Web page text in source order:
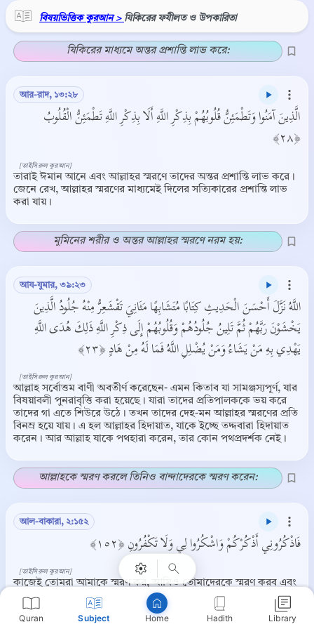
Quran Subject Home Hadith Library
বিষয়ভিত্তিক কুরআন > যিকিরের ফযীলত ও উপকারিতা
যিকিরের মাধ্যমে অন্তর প্রশান্তি লাভ করে:
আর-রাদ, ১৩:২৮
الَّذِينَ آمَنُوا وَتَطْمَئِنُّ قُلُوبُهُمْ بِذِكْرِ اللَّهِ أَلَا بِذِكْرِ اللَّهِ تَطْمَئِنُّ الْقُلُوبُ
﴿٢٨﴾
তারাই ঈমান আনে এবং আল্লাহর স্মরণে তাদের অন্তর প্রশান্তি লাভ করে।
জেনে রেখ, আল্লাহর স্মরণের মাধ্যমেই দিলের সত্যিকারের প্রশান্তি লাভ
করা যায়।
[তাইসিরুল কুরআন]
মুমিনের শরীর ও অন্তর আল্লাহর স্মরণে নরম হয়:
আয-যুমার, ৩৯:২৩
اللَّهُ نَزَّلَ أَحْسَنَ الْحَدِيثِ كِتَابًا مُتَشَابِهًا مَثَانِيَ تَقْشَعِرُّ مِنْهُ جُلُودُ الَّذِينَ
يَخْشَوْنَ رَبَّهُمْ ثُمَّ تَلِينُ جُلُودُهُمْ وَقُلُوبُهُمْ إِلَى ذِكْرِ اللَّهِ ذَلِكَ هُدَى اللَّهِ
يَهْدِي بِهِ مَنْ يَشَاءُ وَمَنْ يُضْلِلِ اللَّهُ فَمَا لَهُ مِنْ هَادٍ ﴿٢٣﴾
আল্লাহ সর্বোত্তম বাণী অবতীর্ণ করেছেন- এমন কিতাব যা সামঞ্জস্যপূর্ণ, যার
বিষয়াবলী পুনরাবৃত্তি করা হয়েছে। যারা তাদের প্রতিপালককে ভয় করে
তাদের গা এতে শিউরে উঠে। তখন তাদের দেহ-মন আল্লাহর স্মরণের প্রতি
বিনম্র হয়ে যায়। এ হল আল্লাহর হিদায়াত, যাকে ইচ্ছে তদ্দবারা হিদায়াত
করেন। আর আল্লাহ যাকে পথহারা করেন, তার কোন পথপ্রদর্শক নেই।
[তাইসিরুল কুরআন]
আল্লাহকে স্মরণ করলে তিনিও বান্দাদেরকে স্মরণ করেন:
আল-বাকারা, ২:১৫২
فَاذْكُرُونِي أَذْكُرْكُمْ وَاشْكُرُوا لِي وَلَا تَكْفُرُونِ ﴿١٥٢﴾
কাজেই তোমরা আমাকে স্মরণ কর, আমিও তোমাদেরকে স্মরণ করব এবং
আমার শোকর করতে থাক, না-শোকরী করো না।
[তাইসিরুল কুরআন]